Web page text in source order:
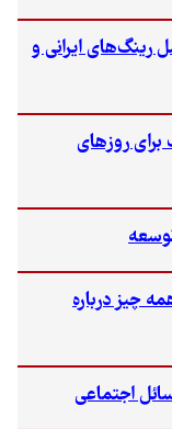
رینگ‌های ایرانی و
روزهای
چیز درباره
اجتماعی